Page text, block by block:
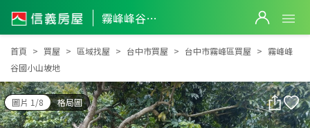
霧峰峰谷國小山坡地
霧峰峰谷國小山坡地
首頁 買屋 區域找屋 台中市買屋 台中市霧峰區買屋
霧峰峰
谷國小山坡地
圖片 1/8 格局圖